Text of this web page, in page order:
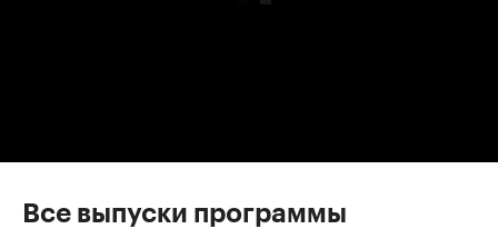
Все выпуски программы